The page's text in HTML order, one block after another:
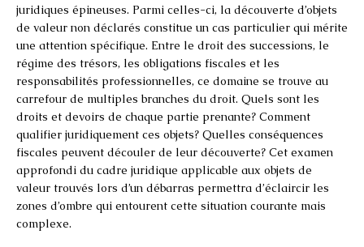
juridiques épineuses. Parmi celles-ci, la découverte d’objets
de valeur non déclarés constitue un cas particulier qui mérite
une attention spécifique. Entre le droit des successions, le
régime des trésors, les obligations fiscales et les
responsabilités professionnelles, ce domaine se trouve au
carrefour de multiples branches du droit. Quels sont les
droits et devoirs de chaque partie prenante? Comment
qualifier juridiquement ces objets? Quelles conséquences
fiscales peuvent découler de leur découverte? Cet examen
approfondi du cadre juridique applicable aux objets de
valeur trouvés lors d’un débarras permettra d’éclaircir les
zones d’ombre qui entourent cette situation courante mais
complexe.